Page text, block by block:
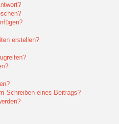
erstellen?
Schreiben eines Beitrags?